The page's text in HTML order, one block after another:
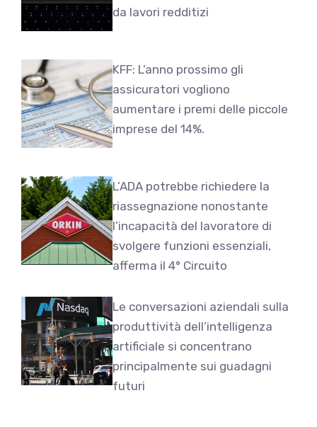
da lavori redditizi
KFF: L’anno prossimo gli
assicuratori vogliono
aumentare i premi delle piccole
imprese del 14%.
L’ADA potrebbe richiedere la
riassegnazione nonostante
l’incapacità del lavoratore di
svolgere funzioni essenziali,
afferma il 4° Circuito
Le conversazioni aziendali sulla
produttività dell’intelligenza
artificiale si concentrano
principalmente sui guadagni
futuri